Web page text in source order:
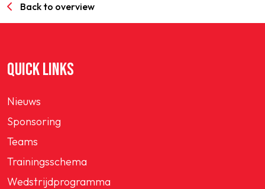
Back to overview
QUICK LINKS
Nieuws
Sponsoring
Teams
Trainingsschema
Wedstrijdprogramma